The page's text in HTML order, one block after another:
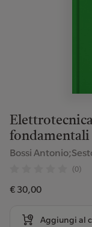
fondamentali
Bossi
(0)
€ 30,00
Aggiungi al